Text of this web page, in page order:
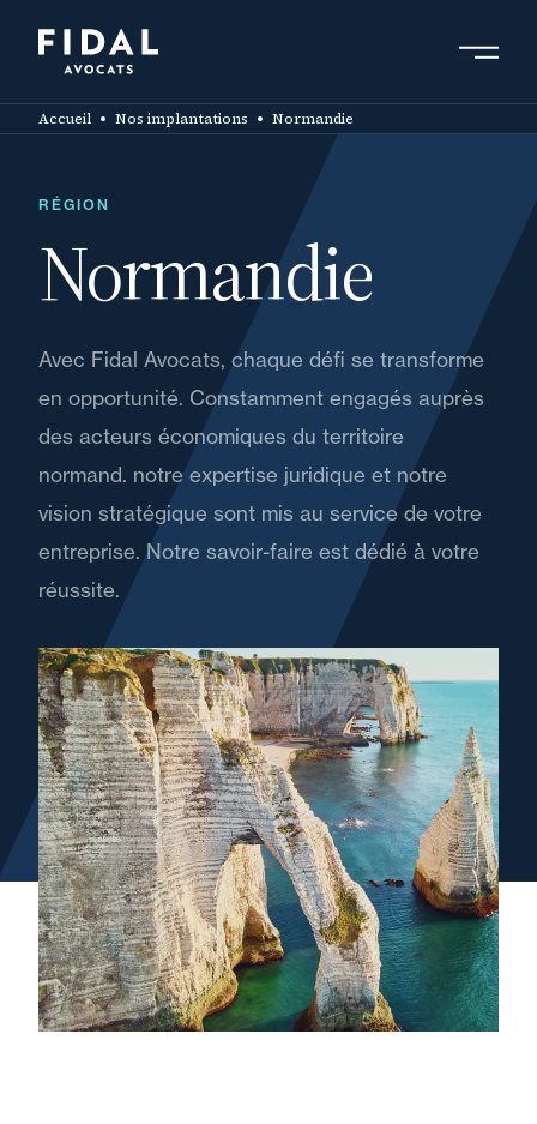
contenu
principal
Accueil Nos implantations Normandie
RÉGION
Normandie
Avec Fidal Avocats, chaque défi se transforme
en opportunité. Constamment engagés auprès
des acteurs économiques du territoire
normand. notre expertise juridique et notre
vision stratégique sont mis au service de votre
entreprise. Notre savoir-faire est dédié à votre
réussite.